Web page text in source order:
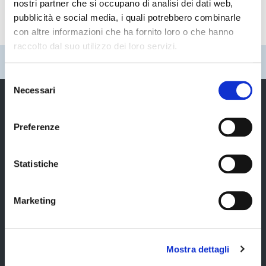
nostri partner che si occupano di analisi dei dati web,
pubblicità e social media, i quali potrebbero combinarle
con altre informazioni che ha fornito loro o che hanno
raccolto dal suo utilizzo dei loro servizi.
Selezione
delNecessari
Preferenze
Statistiche
Marketing
Mostra dettagli
Ultima modifica: 14 Febbraio 2020
Amministrazione